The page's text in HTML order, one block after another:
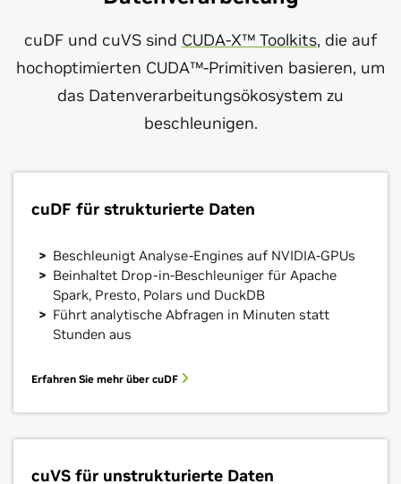
cuDF und cuVS sind CUDA-X™ Toolkits, die auf
hochoptimierten CUDA™-Primitiven basieren, um
das Datenverarbeitungsökosystem zu
beschleunigen.
cuDF für strukturierte Daten
Beschleunigt Analyse-Engines auf NVIDIA-GPUs
Beinhaltet Drop-in-Beschleuniger für Apache
Spark, Presto, Polars und DuckDB
Führt analytische Abfragen in Minuten statt
Stunden aus
Erfahren Sie mehr über cuDF
cuVS für unstrukturierte Daten